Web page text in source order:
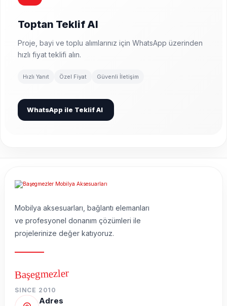
Toptan Teklif Al
Proje, bayi ve toplu alımlarınız için WhatsApp üzerinden
hızlı fiyat teklifi alın.
Hızlı Yanıt Özel Fiyat Güvenli İletişim
WhatsApp ile Teklif Al
Mobilya aksesuarları, bağlantı elemanları
ve profesyonel donanım çözümleri ile
projelerinize değer katıyoruz.
Başegmezler
SINCE 2010
Adres